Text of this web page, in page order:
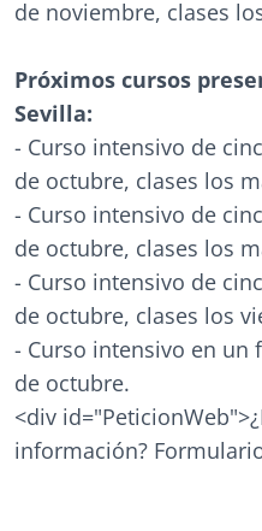
de noviembre, clases
Próximos cursos
Sevilla:
- Curso intensivo de
de octubre, clases los
- Curso intensivo de
de octubre, clases los
- Curso intensivo de
de octubre, clases los
- Curso intensivo en un
de octubre.
<div
información?